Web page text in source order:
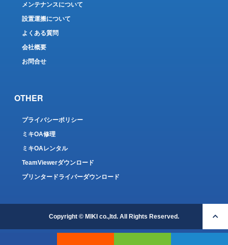
メンテナンスについて
設置運搬について
よくある質問
会社概要
お問合せ
OTHER
プライバシーポリシー
ミキOA修理
ミキOAレンタル
TeamViewerダウンロード
プリンタードライバーダウンロード
Copyright © MIKI co.,ltd. All Rights Reserved.